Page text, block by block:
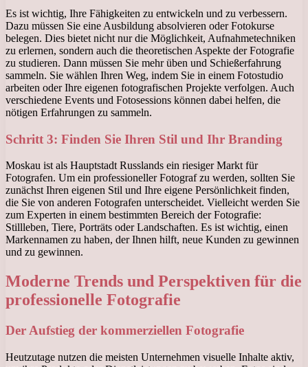
Es ist wichtig, Ihre Fähigkeiten zu entwickeln und zu verbessern.
Dazu müssen Sie eine Ausbildung absolvieren oder Fotokurse
belegen. Dies bietet nicht nur die Möglichkeit, Aufnahmetechniken
zu erlernen, sondern auch die theoretischen Aspekte der Fotografie
zu studieren. Dann müssen Sie mehr üben und Schießerfahrung
sammeln. Sie wählen Ihren Weg, indem Sie in einem Fotostudio
arbeiten oder Ihre eigenen fotografischen Projekte verfolgen. Auch
verschiedene Events und Fotosessions können dabei helfen, die
nötigen Erfahrungen zu sammeln.
Schritt 3: Finden Sie Ihren Stil und Ihr Branding
Moskau ist als Hauptstadt Russlands ein riesiger Markt für
Fotografen. Um ein professioneller Fotograf zu werden, sollten Sie
zunächst Ihren eigenen Stil und Ihre eigene Persönlichkeit finden,
die Sie von anderen Fotografen unterscheidet. Vielleicht werden Sie
zum Experten in einem bestimmten Bereich der Fotografie:
Stillleben, Tiere, Porträts oder Landschaften. Es ist wichtig, einen
Markennamen zu haben, der Ihnen hilft, neue Kunden zu gewinnen
und zu gewinnen.
Moderne Trends und Perspektiven für die
professionelle Fotografie
Der Aufstieg der kommerziellen Fotografie
Heutzutage nutzen die meisten Unternehmen visuelle Inhalte aktiv,